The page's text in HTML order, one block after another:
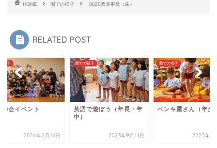
HOME 園での様子 8020双葉事業（歯）
RELATED POST
様子
で遊ぼう（年長・年
2023年9月11日
園での様子
ペンキ屋さん（年少）
2023年11月6日
園での様子
父母の会イベント
2026年2